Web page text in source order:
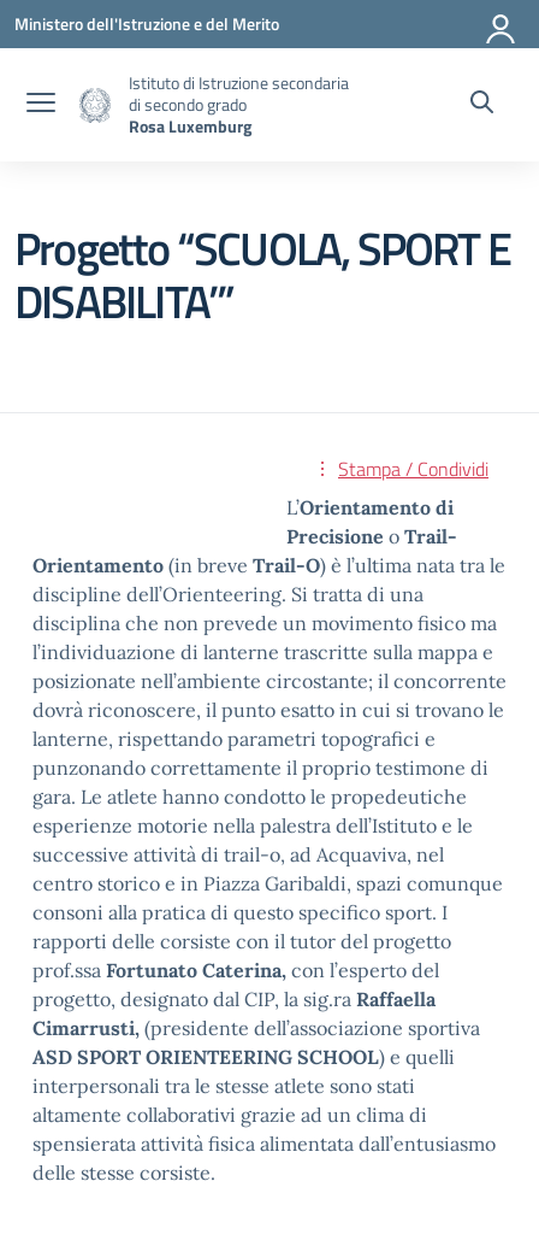
Vai ai contenuti
Vai al menu di navigazione
Vai al footer
Ministero dell'Istruzione e del Merito
Istituto di Istruzione secondaria
di secondo grado
Rosa Luxemburg
Progetto “SCUOLA, SPORT E
DISABILITA’”
Stampa / Condividi
L’Orientamento di
Precisione o Trail-
Orientamento (in breve Trail-O) è l’ultima nata tra le
discipline dell’Orienteering. Si tratta di una
disciplina che non prevede un movimento fisico ma
l’individuazione di lanterne trascritte sulla mappa e
posizionate nell’ambiente circostante; il concorrente
dovrà riconoscere, il punto esatto in cui si trovano le
lanterne, rispettando parametri topografici e
punzonando correttamente il proprio testimone di
gara. Le atlete hanno condotto le propedeutiche
esperienze motorie nella palestra dell’Istituto e le
successive attività di trail-o, ad Acquaviva, nel
centro storico e in Piazza Garibaldi, spazi comunque
consoni alla pratica di questo specifico sport. I
rapporti delle corsiste con il tutor del progetto
prof.ssa Fortunato Caterina, con l’esperto del
progetto, designato dal CIP, la sig.ra Raffaella
Cimarrusti, (presidente dell’associazione sportiva
ASD SPORT ORIENTEERING SCHOOL) e quelli
interpersonali tra le stesse atlete sono stati
altamente collaborativi grazie ad un clima di
spensierata attività fisica alimentata dall’entusiasmo
delle stesse corsiste.